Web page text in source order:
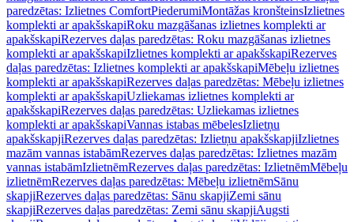
paredzētas: Izlietnes ComfortPiederumiMontāžas kronšteinsIzlietnes
komplekti ar apakšskapiRoku mazgāšanas izlietnes komplekti ar
apakšskapiRezerves daļas paredzētas: Roku mazgāšanas izlietnes
komplekti ar apakšskapiIzlietnes komplekti ar apakšskapiRezerves
daļas paredzētas: Izlietnes komplekti ar apakšskapiMēbeļu izlietnes
komplekti ar apakšskapiRezerves daļas paredzētas: Mēbeļu izlietnes
komplekti ar apakšskapiUzliekamas izlietnes komplekti ar
apakšskapiRezerves daļas paredzētas: Uzliekamas izlietnes
komplekti ar apakšskapiVannas istabas mēbelesIzlietņu
apakšskapjiRezerves daļas paredzētas: Izlietņu apakšskapjiIzlietnes
mazām vannas istabāmRezerves daļas paredzētas: Izlietnes mazām
vannas istabāmIzlietnēmRezerves daļas paredzētas: IzlietnēmMēbeļu
izlietnēmRezerves daļas paredzētas: Mēbeļu izlietnēmSānu
skapjiRezerves daļas paredzētas: Sānu skapjiZemi sānu
skapjiRezerves daļas paredzētas: Zemi sānu skapjiAugsti